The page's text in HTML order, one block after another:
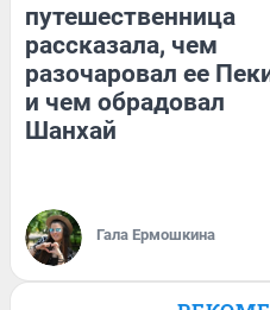
путешественница
рассказала, чем
разочаровал ее
и чем обрадовал
Шанхай
Гала Ермошкина